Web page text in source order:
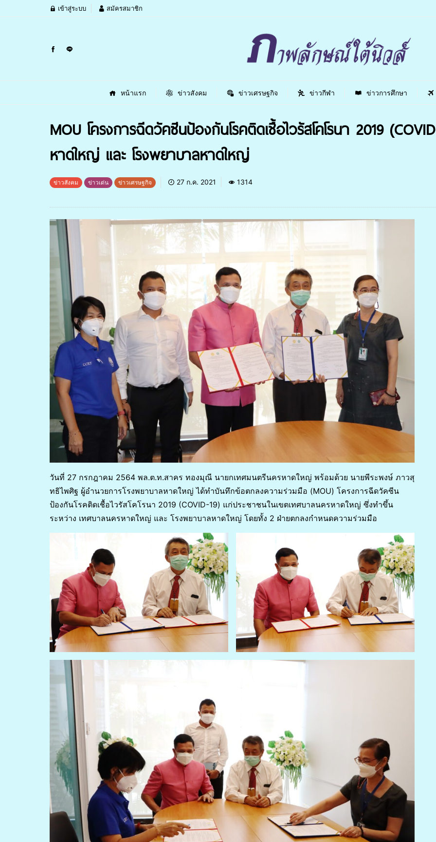
เข้าสู่ระบบ สมัครสมาชิก
หน้าแรก ข่าวสังคม ข่าวเศรษฐกิจ ข่าวกีฬา ข่าวการศึกษา
MOU โครงการฉีดวัคซีนป้องกันโรคติดเชื้อไวรัสโคโรนา 2019
หาดใหญ่ และ โรงพยาบาลหาดใหญ่
ข่าวสังคม ข่าวเด่น ข่าวเศรษฐกิจ 27 ก.ค. 2021 1314
วันที่ 27 กรกฎาคม 2564 พล.ต.ท.สาคร ทองมุณี นายกเทศมนตรีนครหาดใหญ่ พร้อมด้วย นายพีระพงษ์ ภาวสุ
ทธิไพศิฐ ผู้อำนวยการโรงพยาบาลหาดใหญ่ ได้ทำบันทึกข้อตกลงความร่วมมือ (MOU) โครงการฉีดวัคซีน
ป้องกันโรคติดเชื้อไวรัสโคโรนา 2019 (COVID-19) แก่ประชาชนในเขตเทศบาลนครหาดใหญ่ ซึ่งทำขึ้น
ระหว่าง เทศบาลนครหาดใหญ่ และ โรงพยาบาลหาดใหญ่ โดยทั้ง 2 ฝ่ายตกลงกำหนดความร่วมมือ